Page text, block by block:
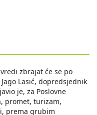
zbrajat će se po
Lasić, dopredsjednik
je, za Poslovne
promet, turizam,
prema grubim